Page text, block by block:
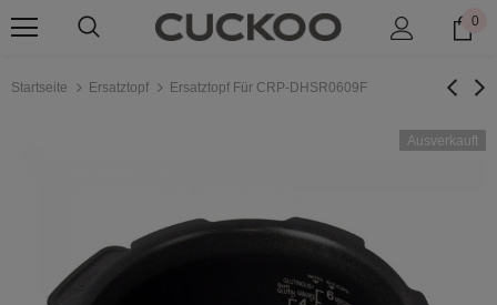
0
Startseite Ersatztopf Ersatztopf Für CRP-DHSR0609F
Ausverkauft